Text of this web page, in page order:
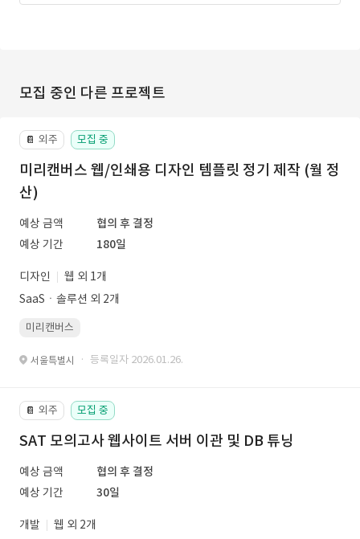
모집 중인 다른 프로젝트
📔 외주 모집 중
미리캔버스 웹/인쇄용 디자인 템플릿 정기 제작 (월 정
산)
예상 금액
협의 후 결정
예상 기간
180일
디자인
웹 외 1개
SaaSㆍ솔루션 외 2개
미리캔버스
서울특별시 · 등록일자 2026.01.26.
📔 외주 모집 중
SAT 모의고사 웹사이트 서버 이관 및 DB 튜닝
예상 금액
협의 후 결정
예상 기간
30일
개발
웹 외 2개